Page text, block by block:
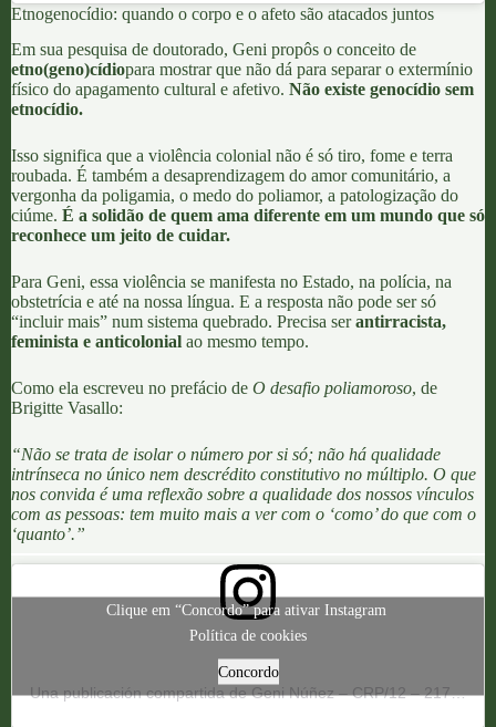
Etnogenocídio: quando o corpo e o afeto são atacados juntos
Em sua pesquisa de doutorado, Geni propôs o conceito de
etno(geno)cídiopara mostrar que não dá para separar o extermínio
físico do apagamento cultural e afetivo. Não existe genocídio sem
etnocídio.
Isso significa que a violência colonial não é só tiro, fome e terra
roubada. É também a desaprendizagem do amor comunitário, a
vergonha da poligamia, o medo do poliamor, a patologização do
ciúme. É a solidão de quem ama diferente em um mundo que só
reconhece um jeito de cuidar.
Para Geni, essa violência se manifesta no Estado, na polícia, na
obstetrícia e até na nossa língua. E a resposta não pode ser só
“incluir mais” num sistema quebrado. Precisa serantirracista,
feminista e anticolonial ao mesmo tempo.
Como ela escreveu no prefácio de O desafio poliamoroso, de
Brigitte Vasallo:
“Não se trata de isolar o número por si só; não há qualidade
intrínseca no único nem descrédito constitutivo no múltiplo. O que
nos convida é uma reflexão sobre a qualidade dos nossos vínculos
com as pessoas: tem muito mais a ver com o ‘como’ do que com o
‘quanto’.”
Una publicación compartida de Geni Núñez – CRP/12 – 21795 (@genipapos)
Clique em “Concordo” para ativar Instagram
Política de cookies
Concordo